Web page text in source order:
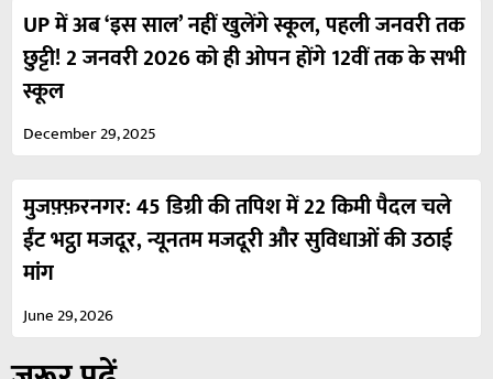
UP में अब ‘इस साल’ नहीं खुलेंगे स्कूल, पहली जनवरी तक
छुट्टी! 2 जनवरी 2026 को ही ओपन होंगे 12वीं तक के सभी
स्कूल
December 29, 2025
मुजफ़्फ़रनगर: 45 डिग्री की तपिश में 22 किमी पैदल चले
ईंट भट्ठा मजदूर, न्यूनतम मजदूरी और सुविधाओं की उठाई
मांग
June 29, 2026